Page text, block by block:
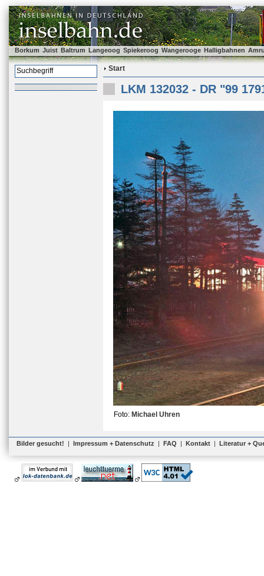
Borkum Juist Baltrum Langeoog Spiekeroog Wangerooge Halligbahnen
Start
LKM 132032 - DR "99
Foto: Michael Uhren
Bilder gesucht! | Impressum + Datenschutz | FAQ | Kontakt | Literatur +